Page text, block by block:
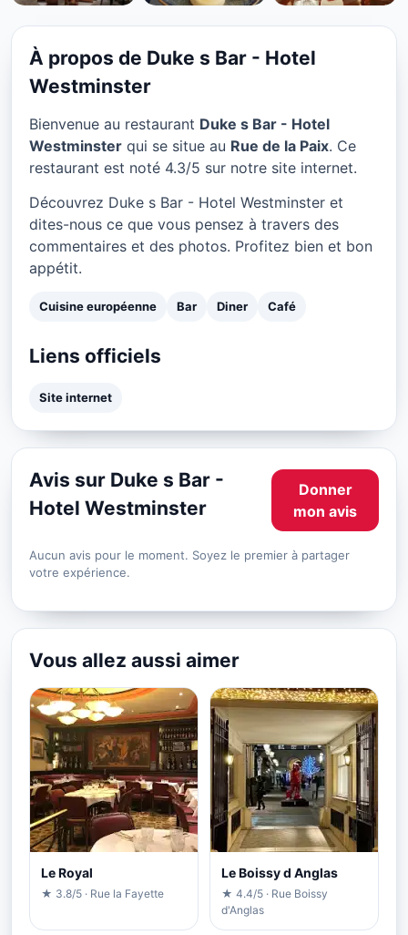
Duke s Bar - Hotel
Westminster à Paris
★ 4.3/5
À propos de Duke s Bar - Hotel
Westminster
Bienvenue au restaurant Duke s Bar - Hotel
Westminster qui se situe au Rue de la Paix. Ce
restaurant est noté 4.3/5 sur notre site internet.
Découvrez Duke s Bar - Hotel Westminster et
dites-nous ce que vous pensez à travers des
commentaires et des photos. Profitez bien et bon
appétit.
Cuisine européenne Bar Diner Café
Liens officiels
Site internet
Avis sur Duke s Bar -
Hotel Westminster
Donner
mon avis
Aucun avis pour le moment. Soyez le premier à partager
votre expérience.
Vous allez aussi aimer
Le Royal
★ 3.8/5 · Rue la Fayette
Le Boissy d Anglas
★ 4.4/5 · Rue Boissy
d'Anglas